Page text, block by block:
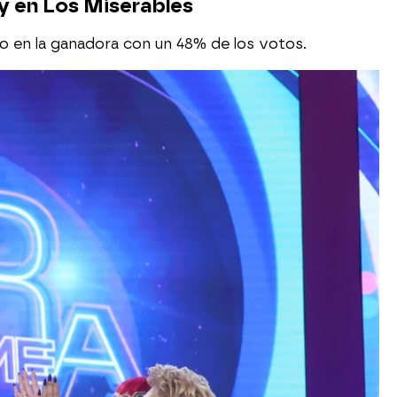
en Los Miserables
en la ganadora con un 48% de los votos.